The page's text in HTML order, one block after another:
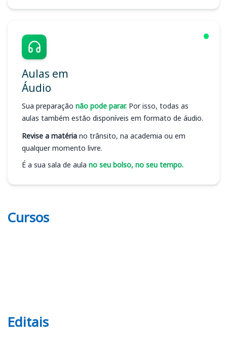
Aulas em
Áudio
Sua preparação não pode parar. Por isso, todas as
aulas também estão disponíveis em formato de áudio.
Revise a matéria no trânsito, na academia ou em
qualquer momento livre.
É a sua sala de aula no seu bolso, no seu tempo.
Cursos
Editais UFRB
Editais